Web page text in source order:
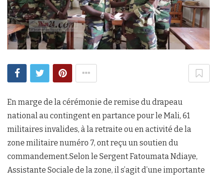
En marge de la cérémonie de remise du drapeau
national au contingent en partance pour le Mali, 61
militaires invalides, à la retraite ou en activité de la
zone militaire numéro 7, ont reçu un soutien du
commandement.Selon le Sergent Fatoumata Ndiaye,
Assistante Sociale de la zone, il s’agit d’une importante